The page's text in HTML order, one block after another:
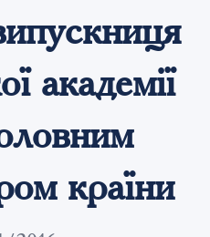
академії
країни